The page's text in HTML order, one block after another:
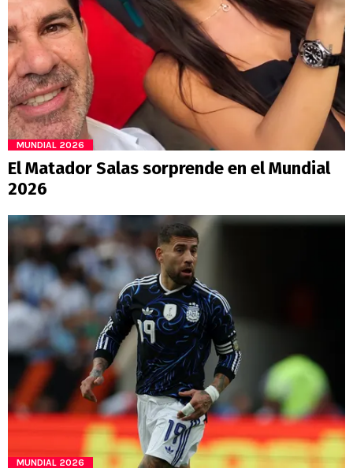
MUNDIAL 2026
El Matador Salas sorprende en el Mundial
2026
MUNDIAL 2026